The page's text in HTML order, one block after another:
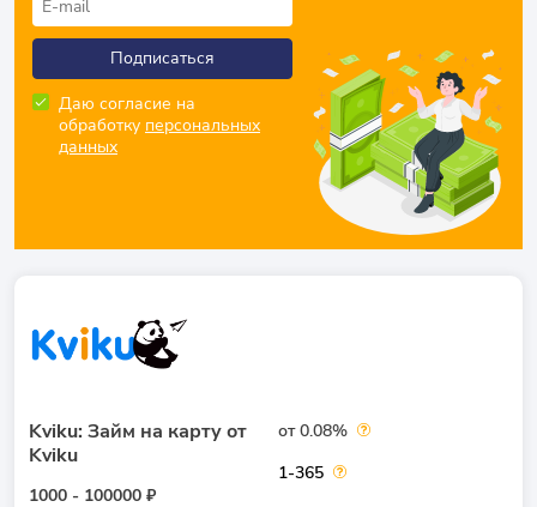
Подписаться
Даю согласие на
обработку персональных
данных
Kviku: Займ на карту от
Kviku
1000 - 100000 ₽
от 0.08%
1-365